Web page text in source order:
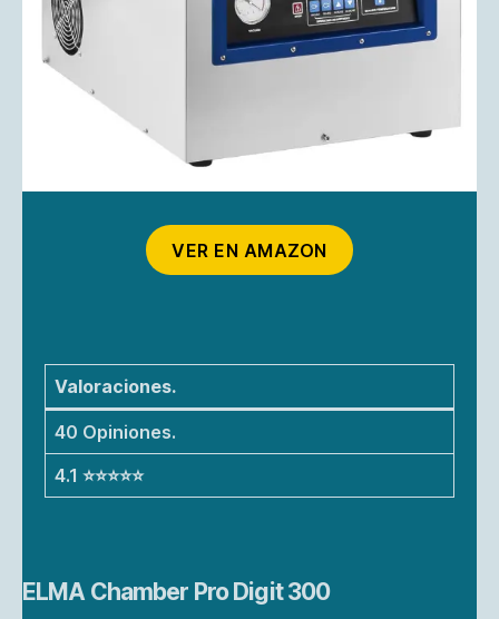
VER EN AMAZON
Valoraciones.
40 Opiniones.
4.1 ⭐⭐⭐⭐⭐
ELMA Chamber Pro Digit 300